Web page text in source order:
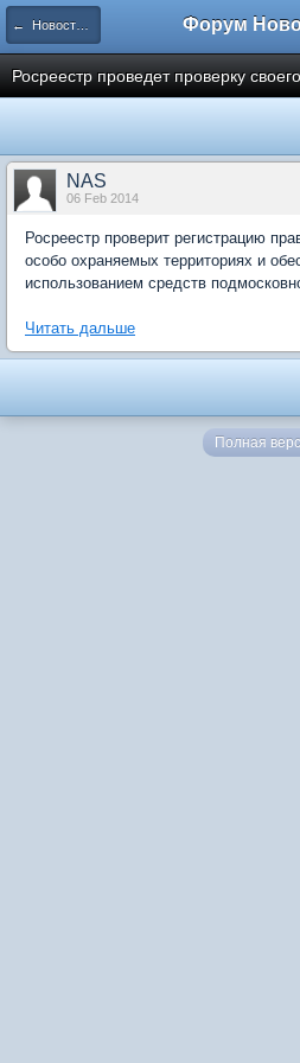
← Новости рынка недвижимости
Росреестр проведет проверку
NAS
06 Feb 2014
Росреестр проверит регистрацию
особо охраняемых территориях и
использованием средств
Читать дальше
Полная